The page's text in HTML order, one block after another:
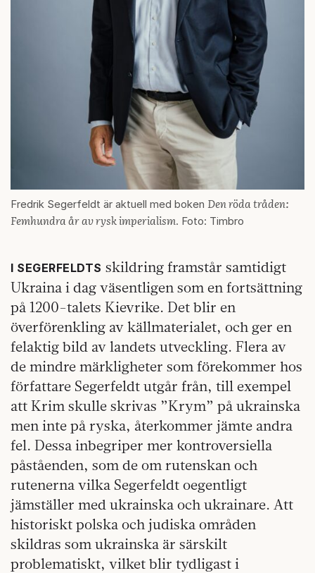
Fredrik Segerfeldt är aktuell med boken Den röda tråden:
Femhundra år av rysk imperialism. Foto: Timbro
I SEGERFELDTS skildring framstår samtidigt
Ukraina i dag väsentligen som en fortsättning
på 1200-talets Kievrike. Det blir en
överförenkling av källmaterialet, och ger en
felaktig bild av landets utveckling. Flera av
de mindre märkligheter som förekommer hos
författare Segerfeldt utgår från, till exempel
att Krim skulle skrivas ”Krym” på ukrainska
men inte på ryska, återkommer jämte andra
fel. Dessa inbegriper mer kontroversiella
påståenden, som de om rutenskan och
rutenerna vilka Segerfeldt oegentligt
jämställer med ukrainska och ukrainare. Att
historiskt polska och judiska områden
skildras som ukrainska är särskilt
problematiskt, vilket blir tydligast i